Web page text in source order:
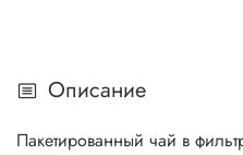
Описание
Пакетированный чай в